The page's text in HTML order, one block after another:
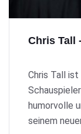
Chris Tall
Chris Tall
humorvolle
seinem